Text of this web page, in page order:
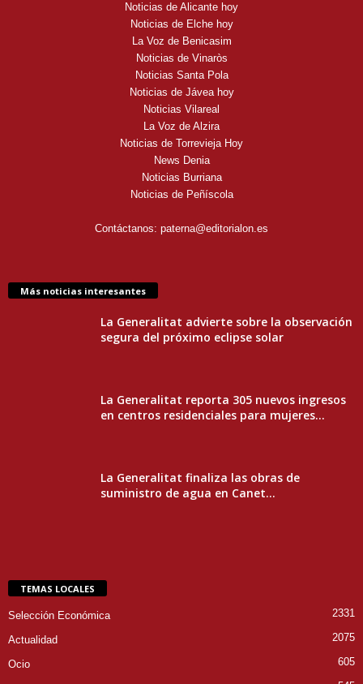
Noticias de Alicante hoy
Noticias de Elche hoy
La Voz de Benicasim
Noticias de Vinaròs
Noticias Santa Pola
Noticias de Jávea hoy
Noticias Vilareal
La Voz de Alzira
Noticias de Torrevieja Hoy
News Denia
Noticias Burriana
Noticias de Peñíscola
Contáctanos: paterna@editorialon.es
Más noticias interesantes
La Generalitat advierte sobre la observación
segura del próximo eclipse solar
La Generalitat reporta 305 nuevos ingresos
en centros residenciales para mujeres...
La Generalitat finaliza las obras de
suministro de agua en Canet...
TEMAS LOCALES
Selección Económica 2331
Actualidad 2075
Ocio 605